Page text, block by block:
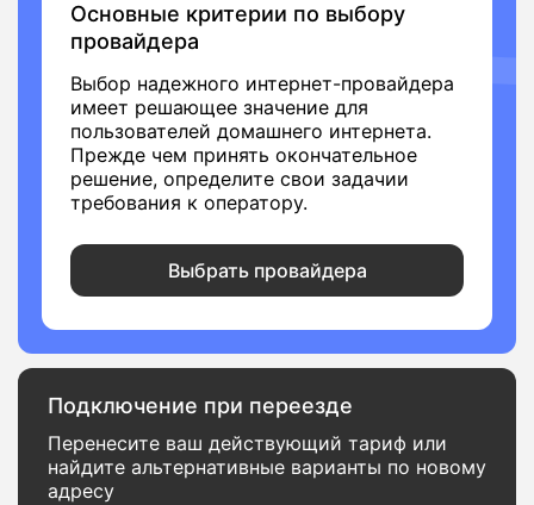
Основные критерии по выбору
провайдера
Выбор надежного интернет-провайдера
имеет решающее значение для
пользователей домашнего интернета.
Прежде чем принять окончательное
решение, определите свои задачии
требования к оператору.
Выбрать провайдера
Подключение при переезде
Перенесите ваш действующий тариф или
найдите альтернативные варианты по новому
адресу